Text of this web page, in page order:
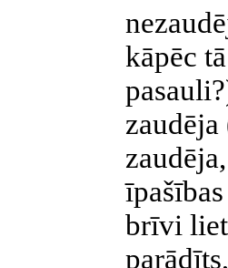
kāpēc
brīvi